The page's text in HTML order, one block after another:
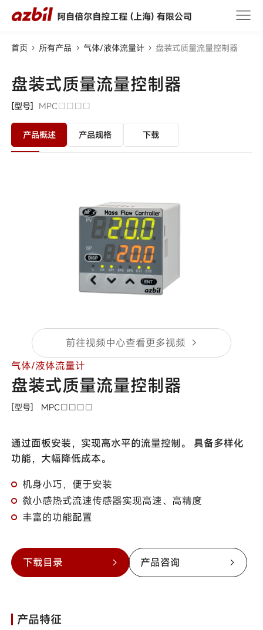
首页 所有产品 气体/液体流量计 盘装式质量流量控制器
盘装式质量流量控制器
[型号] MPC□□□□
产品概述 产品规格 下载
前往视频中心查看更多视频
气体/液体流量计
盘装式质量流量控制器
[型号] MPC□□□□
通过面板安装，实现高水平的流量控制。 具备多样化
功能，大幅降低成本。
机身小巧，便于安装
微小感热式流速传感器实现高速、高精度
丰富的功能配置
下载目录 产品咨询
产品特征